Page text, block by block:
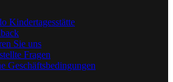
Kindertagesstätte
Sie uns
Fragen
Geschäftsbedingungen